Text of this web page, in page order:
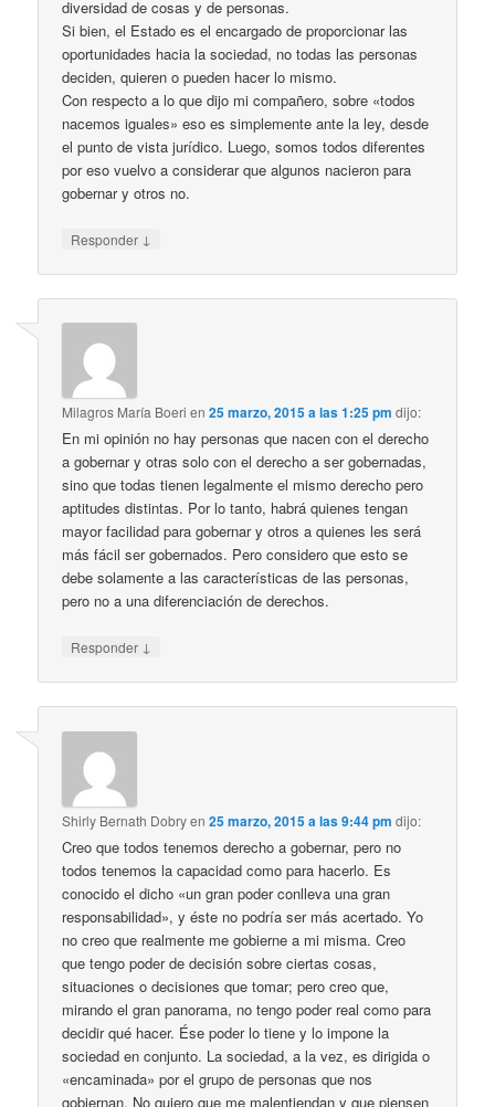
diversidad de cosas y de personas.
Si bien, el Estado es el encargado de proporcionar las
oportunidades hacia la sociedad, no todas las personas
deciden, quieren o pueden hacer lo mismo.
Con respecto a lo que dijo mi compañero, sobre «todos
nacemos iguales» eso es simplemente ante la ley, desde
el punto de vista jurídico. Luego, somos todos diferentes
por eso vuelvo a considerar que algunos nacieron para
gobernar y otros no.
Responder ↓
Milagros María Boeri en25 marzo, 2015 a las 1:25 pm dijo:
En mi opinión no hay personas que nacen con el derecho
a gobernar y otras solo con el derecho a ser gobernadas,
sino que todas tienen legalmente el mismo derecho pero
aptitudes distintas. Por lo tanto, habrá quienes tengan
mayor facilidad para gobernar y otros a quienes les será
más fácil ser gobernados. Pero considero que esto se
debe solamente a las características de las personas,
pero no a una diferenciación de derechos.
Responder ↓
Shirly Bernath Dobryen25 marzo, 2015 a las 9:44 pm dijo:
Creo que todos tenemos derecho a gobernar, pero no
todos tenemos la capacidad como para hacerlo. Es
conocido el dicho «un gran poder conlleva una gran
responsabilidad», y éste no podría ser más acertado. Yo
no creo que realmente me gobierne a mi misma. Creo
que tengo poder de decisión sobre ciertas cosas,
situaciones o decisiones que tomar; pero creo que,
mirando el gran panorama, no tengo poder real como para
decidir qué hacer. Ése poder lo tiene y lo impone la
sociedad en conjunto. La sociedad, a la vez, es dirigida o
«encaminada» por el grupo de personas que nos
gobiernan. No quiero que me malentiendan y que piensen